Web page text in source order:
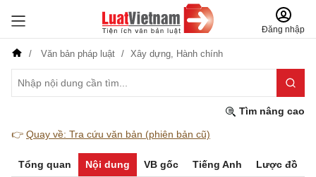
Đăng nhập
Văn bản pháp luật Xây dựng, Hành chính
Tìm nâng cao
👉 Quay về: Tra cứu văn bản (phiên bản cũ)
Tổng quan Nội dung VB gốc Tiếng Anh Lược đồ